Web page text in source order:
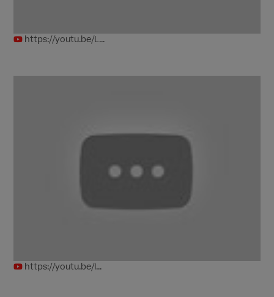
https://youtu.be/L...
https://youtu.be/I...